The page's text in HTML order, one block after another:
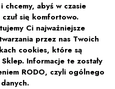
chcemy, abyś w czasie
czuł się komfortowo.
Ci najważniejsze
przez nas Twoich
cookies, które są
Informacje te zostały
RODO, czyli ogólnego